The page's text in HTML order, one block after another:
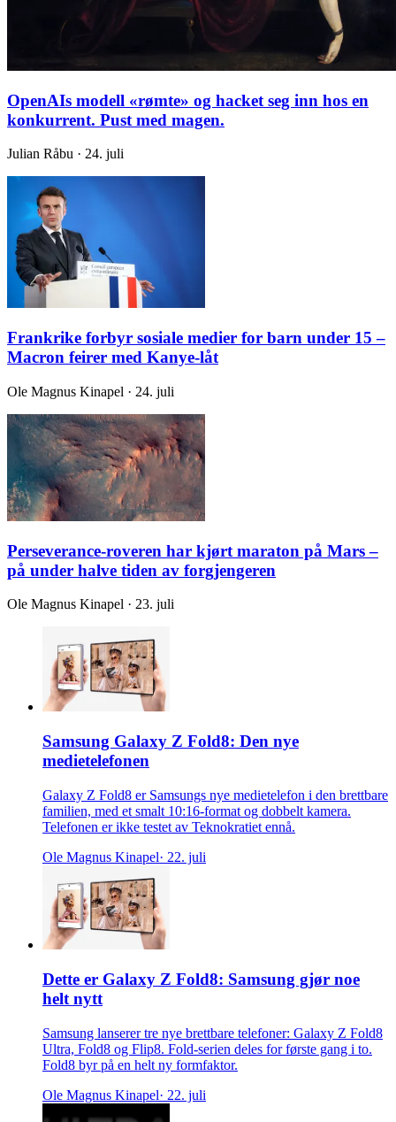
OpenAIs modell «rømte» og hacket seg inn hos en
konkurrent. Pust med magen.
Julian Råbu · 24. juli
Frankrike forbyr sosiale medier for barn under 15 –
Macron feirer med Kanye-låt
Ole Magnus Kinapel · 24. juli
Perseverance-roveren har kjørt maraton på Mars –
på under halve tiden av forgjengeren
Ole Magnus Kinapel · 23. juli
Samsung Galaxy Z Fold8: Den nye
medietelefonen
Galaxy Z Fold8 er Samsungs nye medietelefon i den brettbare
familien, med et smalt 10:16-format og dobbelt kamera.
Telefonen er ikke testet av Teknokratiet ennå.
Ole Magnus Kinapel· 22. juli
Dette er Galaxy Z Fold8: Samsung gjør noe
helt nytt
Samsung lanserer tre nye brettbare telefoner: Galaxy Z Fold8
Ultra, Fold8 og Flip8. Fold-serien deles for første gang i to.
Fold8 byr på en helt ny formfaktor.
Ole Magnus Kinapel· 22. juli